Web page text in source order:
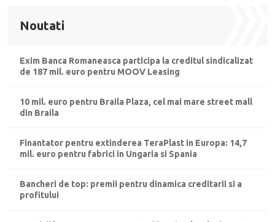
Noutati
Exim Banca Romaneasca participa la creditul sindicalizat
de 187 mil. euro pentru MOOV Leasing
10 mil. euro pentru Braila Plaza, cel mai mare street mall
din Braila
Finantator pentru extinderea TeraPlast in Europa: 14,7
mil. euro pentru fabrici in Ungaria si Spania
Bancheri de top: premii pentru dinamica creditarii si a
profitului